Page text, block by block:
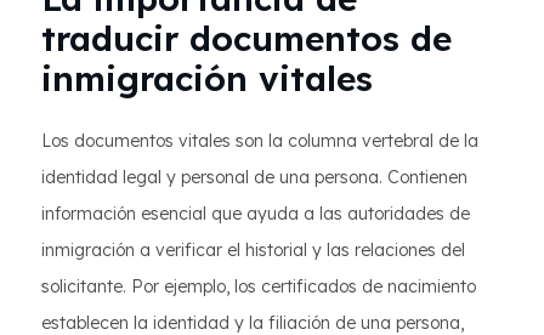
traducir documentos de
inmigración vitales
Los documentos vitales son la columna vertebral de la
identidad legal y personal de una persona. Contienen
información esencial que ayuda a las autoridades de
inmigración a verificar el historial y las relaciones del
solicitante. Por ejemplo, los certificados de nacimiento
establecen la identidad y la filiación de una persona,